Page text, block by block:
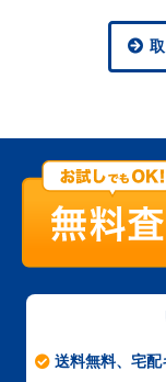
送料無料、宅